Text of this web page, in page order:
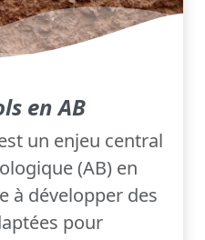
en AB
un enjeu central
(AB) en
à développer des
pour